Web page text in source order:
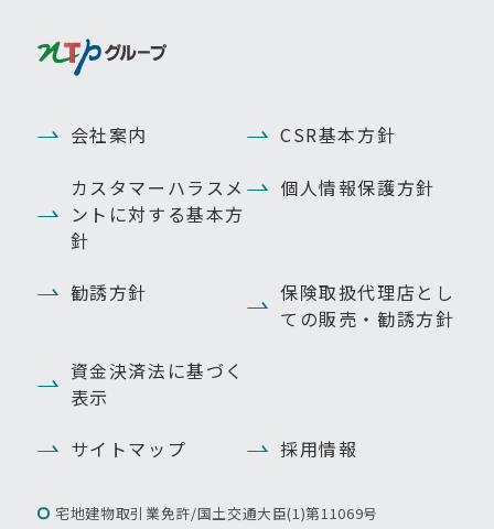
会社案内
CSR基本方針
カスタマーハラスメ
ントに対する基本方
針
個人情報保護方針
勧誘方針
保険取扱代理店とし
ての販売・勧誘方針
資金決済法に基づく
表示
サイトマップ
採用情報
宅地建物取引業免許/国土交通大臣(1)第11069号